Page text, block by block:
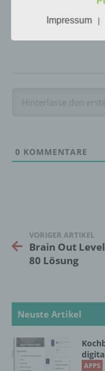
0 KOMMENTARE
VORIGER ARTIKEL
Brain Out Level
80 Lösung
Neuste Artikel
APPS
b) betroffene
Verarbeitung
c)
Daten wie
die
Auslesen,
Löschen
d)
Impressum
|